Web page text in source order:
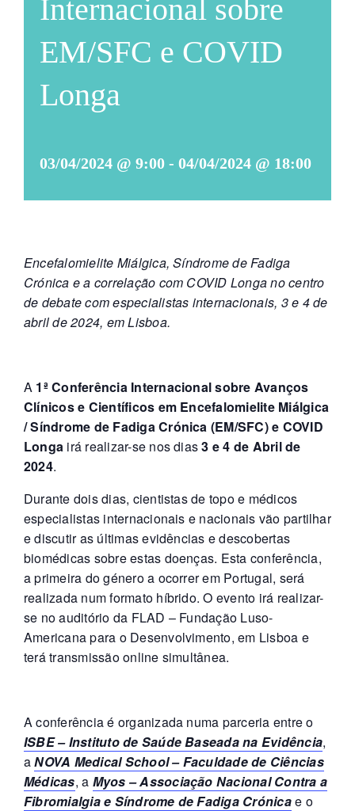
Internacional sobre
EM/SFC e COVID
Longa
03/04/2024 @ 9:00 - 04/04/2024 @ 18:00
Encefalomielite Miálgica, Síndrome de Fadiga
Crónica e a correlação com COVID Longa no centro
de debate com especialistas internacionais, 3 e 4 de
abril de 2024, em Lisboa.
A 1ª Conferência Internacional sobre Avanços
Clínicos e Científicos em Encefalomielite Miálgica
/ Síndrome de Fadiga Crónica (EM/SFC) e COVID
Longa irá realizar-se nos dias3 e 4 de Abril de
2024.
Durante dois dias, cientistas de topo e médicos
especialistas internacionais e nacionais vão partilhar
e discutir as últimas evidências e descobertas
biomédicas sobre estas doenças. Esta conferência,
a primeira do género a ocorrer em Portugal, será
realizada num formato híbrido. O evento irá realizar-
se no auditório da FLAD – Fundação Luso-
Americana para o Desenvolvimento, em Lisboa e
terá transmissão online simultânea.
A conferência é organizada numa parceria entre o
ISBE – Instituto de Saúde Baseada na Evidência,
aNOVA Medical School – Faculdade de Ciências
Médicas, a Myos – Associação Nacional Contra a
Fibromialgia e Síndrome de Fadiga Crónicae o